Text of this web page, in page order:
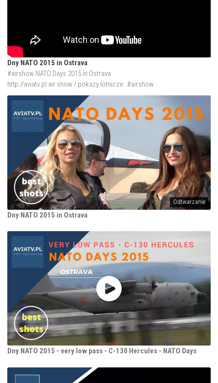
Dny NATO 2015 in Ostrava
#airshow NATO Days 2015 in Ostrava
http://aviatv.pl air show / pokazy lotnicze. #airshow
Odtwarzanie
Dny NATO 2015 in Ostrava
Dny NATO 2015 - very low pass - C-130 Hercules - NATO Days